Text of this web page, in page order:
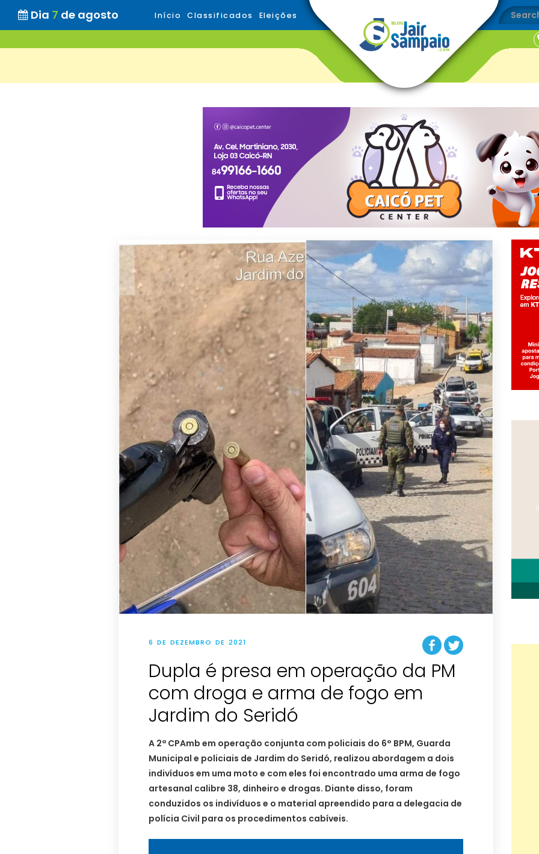
Dia 7 de agosto Início Classificados Eleições
6 DE DEZEMBRO DE 2021
Dupla é presa em operação da PM
com droga e arma de fogo em
Jardim do Seridó
A 2ª CPAmb em operação conjunta com policiais do 6° BPM, Guarda
Municipal e policiais de Jardim do Seridó, realizou abordagem a dois
indivíduos em uma moto e com eles foi encontrado uma arma de fogo
artesanal calibre 38, dinheiro e drogas. Diante disso, foram
conduzidos os indivíduos e o material apreendido para a delegacia de
polícia Civil para os procedimentos cabíveis.